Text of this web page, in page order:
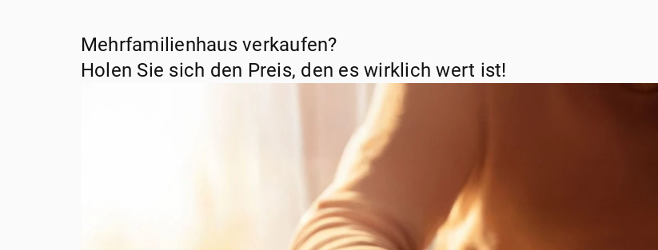
Mehrfamilienhaus verkaufen?
Holen Sie sich den Preis, den es wirklich wert ist!